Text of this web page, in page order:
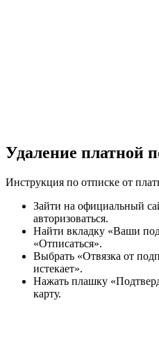
Удаление платной
Инструкция по отписке от
Зайти на официальный
авторизоваться.
Найти вкладку «Ваши
«Отписаться».
Выбрать «Отвязка от
истекает».
Нажать плашку
карту.